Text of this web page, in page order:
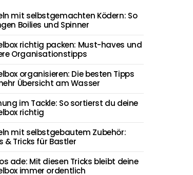
mit selbstgemachten Ködern: So
Boilies und Spinner
richtig packen: Must-haves und
Organisationstipps
organisieren: Die besten Tipps
Übersicht am Wasser
im Tackle: So sortierst du deine
richtig
mit selbstgebautem Zubehör:
& Tricks für Bastler
ade: Mit diesen Tricks bleibt deine
immer ordentlich